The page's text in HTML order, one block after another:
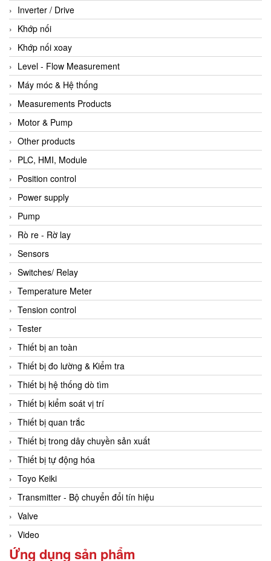
Inverter / Drive
Khớp nối
Khớp nối xoay
Level - Flow Measurement
Máy móc & Hệ thống
Measurements Products
Motor & Pump
Other products
PLC, HMI, Module
Position control
Power supply
Pump
Rò re - Rờ lay
Sensors
Switches/ Relay
Temperature Meter
Tension control
Tester
Thiết bị an toàn
Thiết bị đo lường & Kiểm tra
Thiết bị hệ thống dò tìm
Thiết bị kiểm soát vị trí
Thiết bị quan trắc
Thiết bị trong dây chuyền sản xuất
Thiết bị tự động hóa
Toyo Keiki
Transmitter - Bộ chuyển đổi tín hiệu
Valve
Video
Ứng dụng sản phẩm